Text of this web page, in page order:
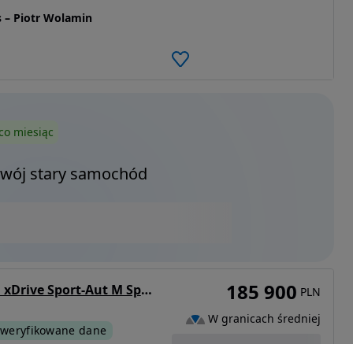
– Piotr Wolamin
miesiąc
stary samochód
BMW Seria 4 420d xDrive Sport-Aut M Sport
dane
185 900 PLN
W granicach średniej